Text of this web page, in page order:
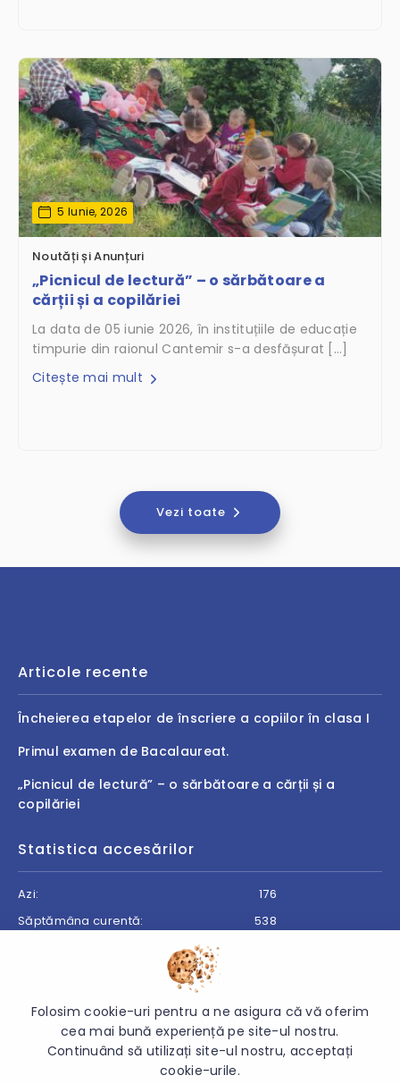
5 Iunie, 2026
Noutăți și Anunțuri
„Picnicul de lectură” – o sărbătoare a
cărții și a copilăriei
La data de 05 iunie 2026, în instituțiile de educație
timpurie din raionul Cantemir s-a desfășurat […]
Citește mai mult
Vezi toate
Articole recente
Încheierea etapelor de înscriere a copiilor în clasa I
Primul examen de Bacalaureat.
„Picnicul de lectură” – o sărbătoare a cărții și a
copilăriei
Statistica accesărilor
Azi:
176
Săptămâna curentă:
538
© 2026 Direcția Generală Învățământ Cantemir - Toate
drepturile rezervate.
Folosim cookie-uri pentru a ne asigura că vă oferim
cea mai bună experiență pe site-ul nostru.
Continuând să utilizați site-ul nostru, acceptați
cookie-urile.